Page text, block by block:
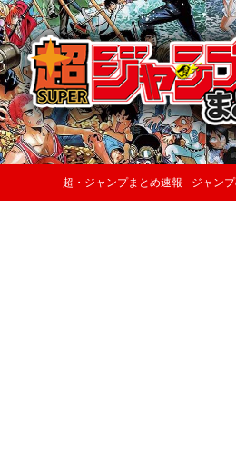
超・ジャンプまとめ速報 - ジャン